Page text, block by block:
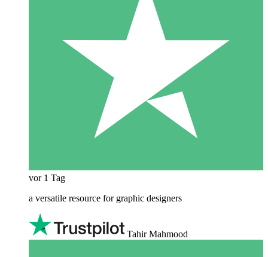
vor 1 Tag
a versatile resource for graphic designers
Tahir Mahmood